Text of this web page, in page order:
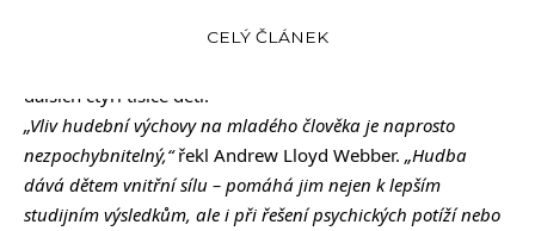
týdenní lekce. Dosud takto nadace podpořila na 30 tisíc
dalších čtyři tisíce dětí.
„Vliv hudební výchovy na mladého člověka je naprosto
nezpochybnitelný,“řekl Andrew Lloyd Webber. „Hudba
dává dětem vnitřní sílu – pomáhá jim nejen k lepším
studijním výsledkům, ale i při řešení psychických potíží nebo
CELÝ ČLÁNEK